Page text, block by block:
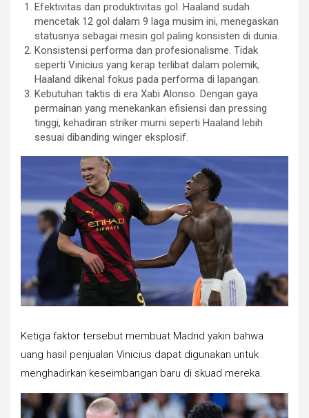
Efektivitas dan produktivitas gol. Haaland sudah
mencetak 12 gol dalam 9 laga musim ini, menegaskan
statusnya sebagai mesin gol paling konsisten di dunia.
Konsistensi performa dan profesionalisme. Tidak
seperti Vinicius yang kerap terlibat dalam polemik,
Haaland dikenal fokus pada performa di lapangan.
Kebutuhan taktis di era Xabi Alonso. Dengan gaya
permainan yang menekankan efisiensi dan pressing
tinggi, kehadiran striker murni seperti Haaland lebih
sesuai dibanding winger eksplosif.
Ketiga faktor tersebut membuat Madrid yakin bahwa
uang hasil penjualan Vinicius dapat digunakan untuk
menghadirkan keseimbangan baru di skuad mereka.